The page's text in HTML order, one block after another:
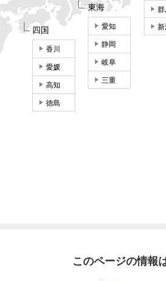
東海
愛知
静岡
岐阜
三重
四国
香川
愛媛
高知
徳島
このページの情報